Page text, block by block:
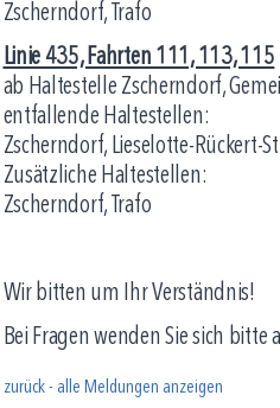
Zscherndorf, Trafo
Linie 435, Fahrten 111, 113, 115
ab Haltestelle Zscherndorf,
entfallende Haltestellen:
Zscherndorf, Lieselotte-Rückert-
Zusätzliche Haltestellen:
Zscherndorf, Trafo
Wir bitten um Ihr Verständnis!
Bei Fragen wenden Sie sich
zurück - alle Meldungen anzeigen